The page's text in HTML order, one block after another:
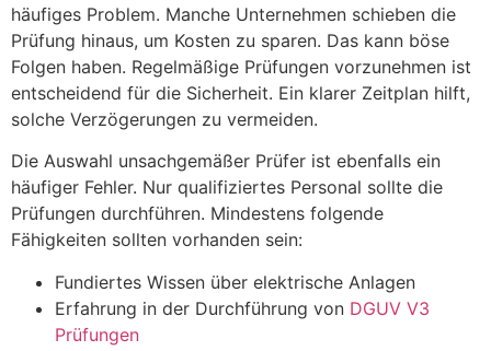
häufiges Problem. Manche Unternehmen schieben die
Prüfung hinaus, um Kosten zu sparen. Das kann böse
Folgen haben. Regelmäßige Prüfungen vorzunehmen ist
entscheidend für die Sicherheit. Ein klarer Zeitplan hilft,
solche Verzögerungen zu vermeiden.
Die Auswahl unsachgemäßer Prüfer ist ebenfalls ein
häufiger Fehler. Nur qualifiziertes Personal sollte die
Prüfungen durchführen. Mindestens folgende
Fähigkeiten sollten vorhanden sein:
Fundiertes Wissen über elektrische Anlagen
Erfahrung in der Durchführung von DGUV V3
Prüfungen